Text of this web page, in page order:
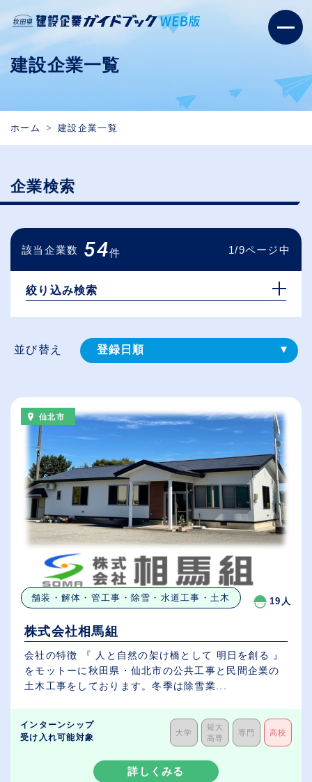
建設企業一覧
ホーム 建設企業一覧
企業検索
該当企業数 54件 1/9ページ中
絞り込み検索
並び替え 登録⽇順
（⾼卒の給与を基準）
従業員が多い順
休日数が多い順
仙北市
舗装・解体・管工事・除雪・水道工事・土木 19人
株式会社相馬組
会社の特徴 『 人と自然の架け橋として 明日を創る 』
をモットーに秋田県・仙北市の公共工事と民間企業の
土木工事をしております。冬季は除雪業...
インターンシップ
受け入れ可能対象
大学
短大
高専
専門 高校
詳しくみる